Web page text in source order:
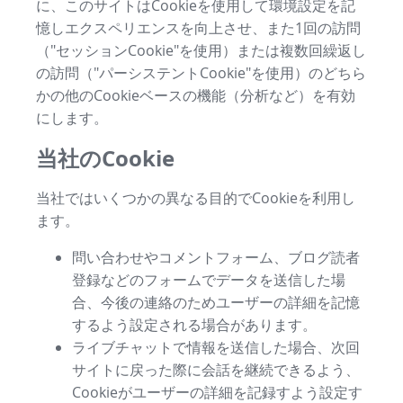
に、このサイトはCookieを使用して環境設定を記
憶しエクスペリエンスを向上させ、また1回の訪問
（"セッションCookie"を使用）または複数回繰返し
の訪問（"パーシステントCookie"を使用）のどちら
かの他のCookieベースの機能（分析など）を有効
にします。
当社のCookie
当社ではいくつかの異なる目的でCookieを利用し
ます。
問い合わせやコメントフォーム、ブログ読者
登録などのフォームでデータを送信した場
合、今後の連絡のためユーザーの詳細を記憶
するよう設定される場合があります。
ライブチャットで情報を送信した場合、次回
サイトに戻った際に会話を継続できるよう、
Cookieがユーザーの詳細を記録すよう設定す